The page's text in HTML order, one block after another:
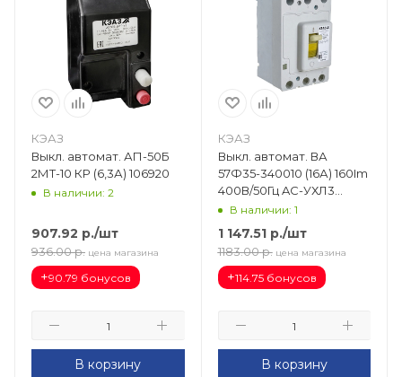
КЭАЗ
Выкл. автомат. АП-50Б
2МТ-10 КР (6,3А) 106920
В наличии: 2
907.92 р./шт
936.00 р. цена магазина
+90.79 бонусов
В корзину
КЭАЗ
Выкл. автомат. ВА
57Ф35-340010 (16А) 160Im
400В/50Гц AC-УХЛ3
109301
В наличии: 1
1 147.51р./шт
1183.00 р. цена магазина
+114.75 бонусов
В корзину